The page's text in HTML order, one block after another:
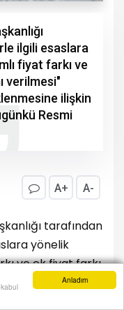
Anladım
kabul
ilgili esaslara
fiyat farkı ve
verilmesi"
ilişkin
Resmi
A+ A-
tarafından
yönelik
ve ek fiyat farkı
geçici